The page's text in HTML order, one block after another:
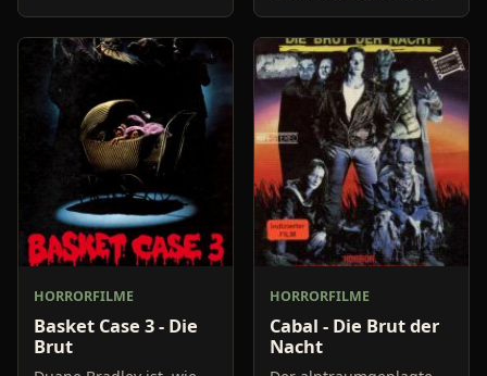
dazu, sich ein
runtergekommenes
Haus auf der spärlich
besiedelten Orrs Island
schneller als erlaubt
einfährt. Die
Küstenwache will dies
kontrollieren und
bemerkt recht s
HORRORFILME
Basket Case 3 - Die
Brut
HORRORFILME
Cabal - Die Brut der
Nacht